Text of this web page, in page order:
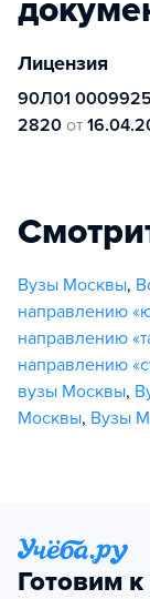
Лицензия
90Л01
2820 от
Вузы Москвы,
направлению
направлению
направлению
вузы Москвы,
Москвы, Вузы
Готовим